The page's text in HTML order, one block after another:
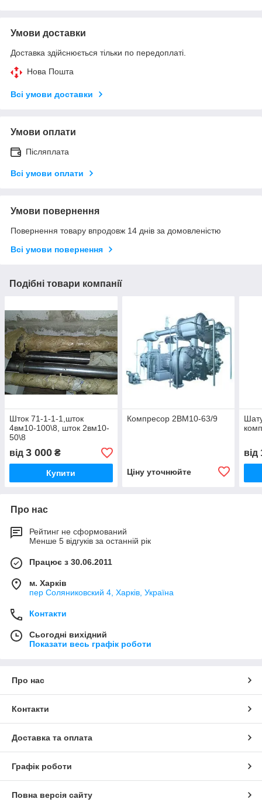
Умови доставки
Доставка здійснюється тільки по передоплаті.
Нова Пошта
Всі умови доставки
Умови оплати
Післяплата
Всі умови оплати
Умови повернення
Повернення товару впродовж 14 днів за домовленістю
Всі умови повернення
Подібні товари компанії
Шток 71-1-1-1,шток
4вм10-100\8, шток 2вм10-
50\8
від 3 000 ₴
Купити
Компресор 2ВМ10-63/9
Ціну уточнюйте
від
Про нас
Рейтинг не сформований
Менше 5 відгуків за останній рік
Працює з 30.06.2011
м. Харків
пер Соляниковский 4, Харків, Україна
Контакти
Сьогодні вихідний
Показати весь графік роботи
Про нас
Контакти
Доставка та оплата
Графік роботи
Повна версія сайту